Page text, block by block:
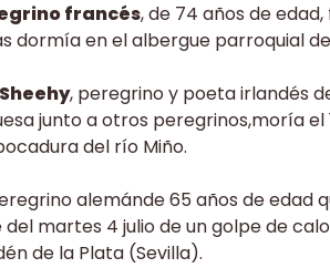
francés, de 74 años de
dormía en el albergue parroquial
, peregrino y poeta irlandés
junto a otros peregrinos,moría
del río Miño.
alemánde 65 años de edad
martes 4 julio de un golpe de
de la Plata (Sevilla).